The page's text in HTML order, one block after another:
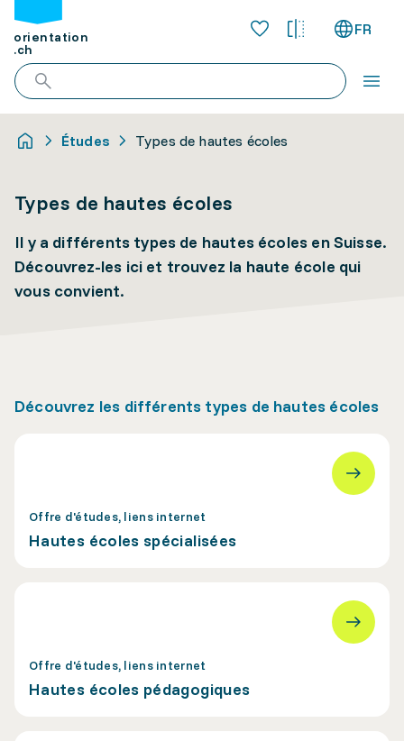
orientation
.ch
FR
Études Types de hautes écoles
Types de hautes écoles
Il y a différents types de hautes écoles en Suisse.
Découvrez-les ici et trouvez la haute école qui
vous convient.
Découvrez les différents types de hautes écoles
Offre d'études, liens internet
Hautes écoles spécialisées
Offre d'études, liens internet
Hautes écoles pédagogiques